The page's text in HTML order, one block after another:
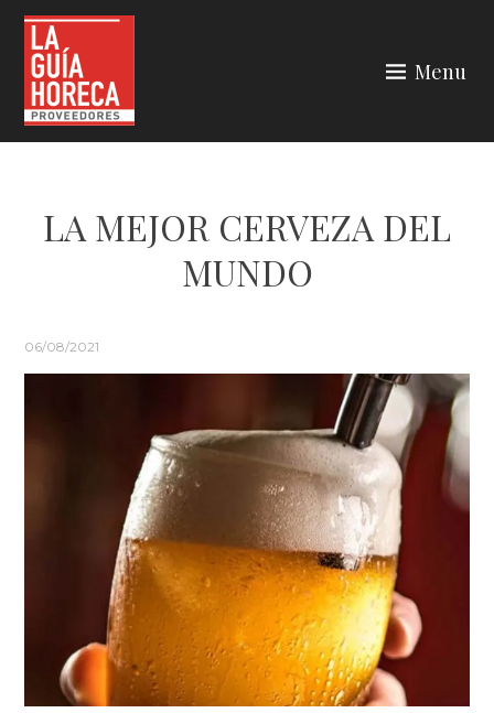
Skip
content
Menu
LA MEJOR CERVEZA DEL
MUNDO
06/08/2021